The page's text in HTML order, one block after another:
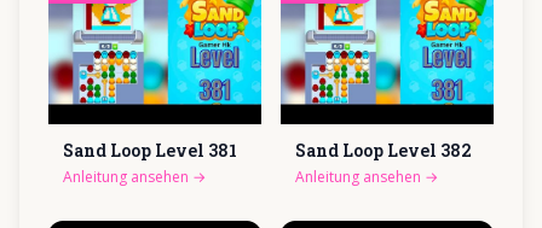
Sand Loop Level 381
Anleitung ansehen →
Sand Loop Level 382
Anleitung ansehen →